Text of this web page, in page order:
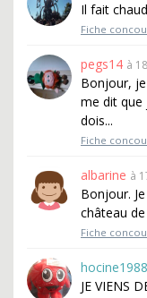
Il fait
Fiche
pegs14 à
Bonjour,
me dit que
dois...
Fiche
albarine à
Bonjour.
château
Fiche
hocine1988
JE VIENS